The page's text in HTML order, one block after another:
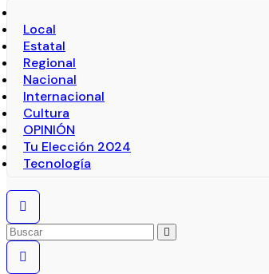
Local
Estatal
Regional
Nacional
Internacional
Cultura
OPINIÓN
Tu Elección 2024
Tecnología